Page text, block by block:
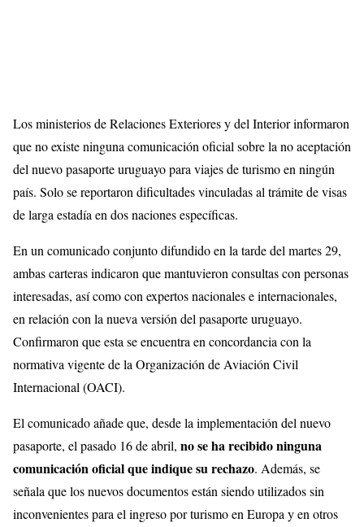
Los ministerios de Relaciones Exteriores y del Interior informaron
que no existe ninguna comunicación oficial sobre la no aceptación
del nuevo pasaporte uruguayo para viajes de turismo en ningún
país. Solo se reportaron dificultades vinculadas al trámite de visas
de larga estadía en dos naciones específicas.
En un comunicado conjunto difundido en la tarde del martes 29,
ambas carteras indicaron que mantuvieron consultas con personas
interesadas, así como con expertos nacionales e internacionales,
en relación con la nueva versión del pasaporte uruguayo.
Confirmaron que esta se encuentra en concordancia con la
normativa vigente de la Organización de Aviación Civil
Internacional (OACI).
El comunicado añade que, desde la implementación del nuevo
pasaporte, el pasado 16 de abril, no se ha recibido ninguna
comunicación oficial que indique su rechazo. Además, se
señala que los nuevos documentos están siendo utilizados sin
inconvenientes para el ingreso por turismo en Europa y en otros